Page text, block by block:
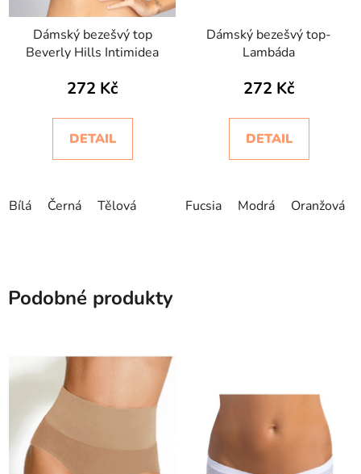
Dámský bezešvý top
Beverly Hills Intimidea
272 Kč
DETAIL
Bílá Černá Tělová
Dámský bezešvý top-
Lambáda
272 Kč
DETAIL
Fucsia Modrá Oranžová
Podobné produkty